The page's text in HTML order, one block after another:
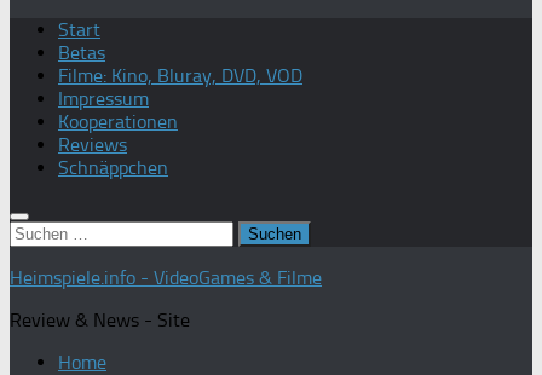
Start
Betas
Filme: Kino, Bluray, DVD, VOD
Impressum
Kooperationen
Reviews
Schnäppchen
Suchen
nach:
Heimspiele.info - VideoGames & Filme
Review & News - Site
Home